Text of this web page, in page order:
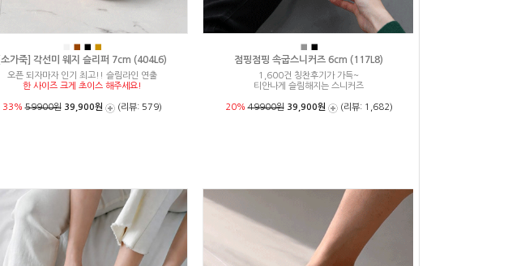
■ ■ ■
[소가죽] 각선미 웨지 슬리퍼 7cm (404L6)
오픈 되자마자 인기 최고!! 슬림라인 연출
한 사이즈 크게 초이스 해주세요!
33%59900원 39,900원 (리뷰: 579)
■ ■
점핑점핑 속굽스니커즈 6cm (117L8)
1,600건 칭찬후기가 가득~
티안나게 슬림해지는 스니커즈
20%49900원 39,900원 (리뷰: 1,682)